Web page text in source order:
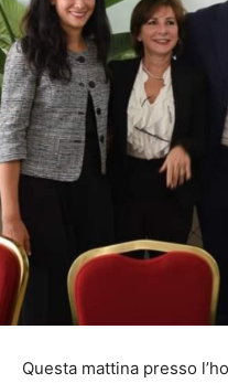
Questa mattina presso